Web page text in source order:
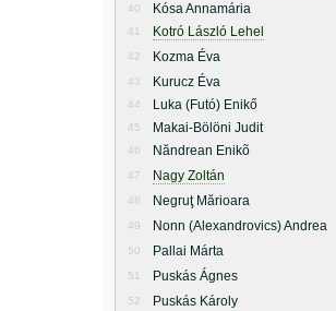
40 Kósa Annamária
41 Kotró László Lehel
42 Kozma Éva
43 Kurucz Éva
44 Luka (Futó) Enikő
45 Makai-Bölöni Judit
46 Năndrean Enikõ
47 Nagy Zoltán
48 Negruţ Mărioara
49 Nonn (Alexandrovics) Andrea
50 Pallai Márta
51 Puskás Ágnes
52 Puskás Károly